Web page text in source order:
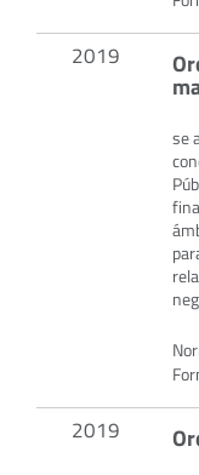
2019
se
2019